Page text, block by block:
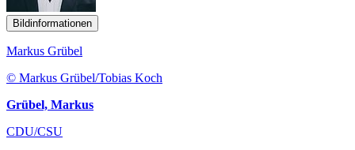
Bildinformationen
Markus Grübel
© Markus Grübel/Tobias Koch
Grübel, Markus
CDU/CSU